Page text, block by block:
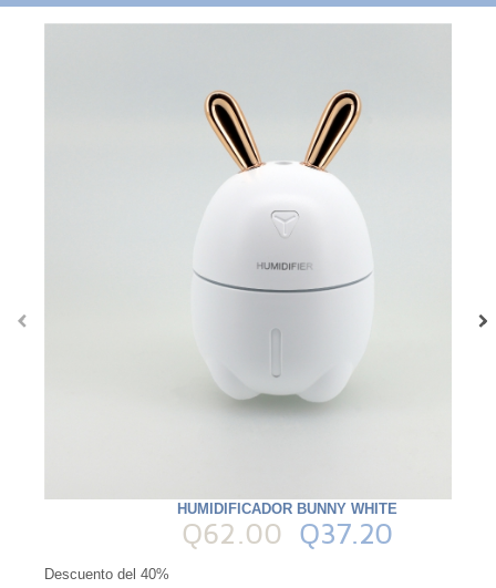
HUMIDIFICADOR BUNNY WHITE
Q62.00 Q37.20
Descuento del 40%
‹ ›